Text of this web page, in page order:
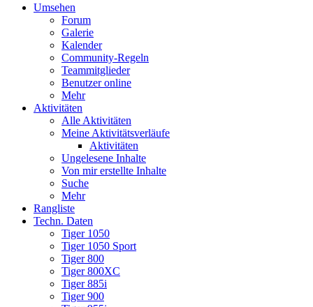
Umsehen
Forum
Galerie
Kalender
Community-Regeln
Teammitglieder
Benutzer online
Mehr
Aktivitäten
Alle Aktivitäten
Meine Aktivitätsverläufe
Aktivitäten
Ungelesene Inhalte
Von mir erstellte Inhalte
Suche
Mehr
Rangliste
Techn. Daten
Tiger 1050
Tiger 1050 Sport
Tiger 800
Tiger 800XC
Tiger 885i
Tiger 900